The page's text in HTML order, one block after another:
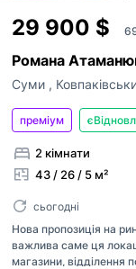
29 900 $
Романа
Суми ,
преміум
2 кімнати
43 / 26 / 5 м²
сьогодні
Нова пропозиція на
важлива саме ця
магазини, відділення